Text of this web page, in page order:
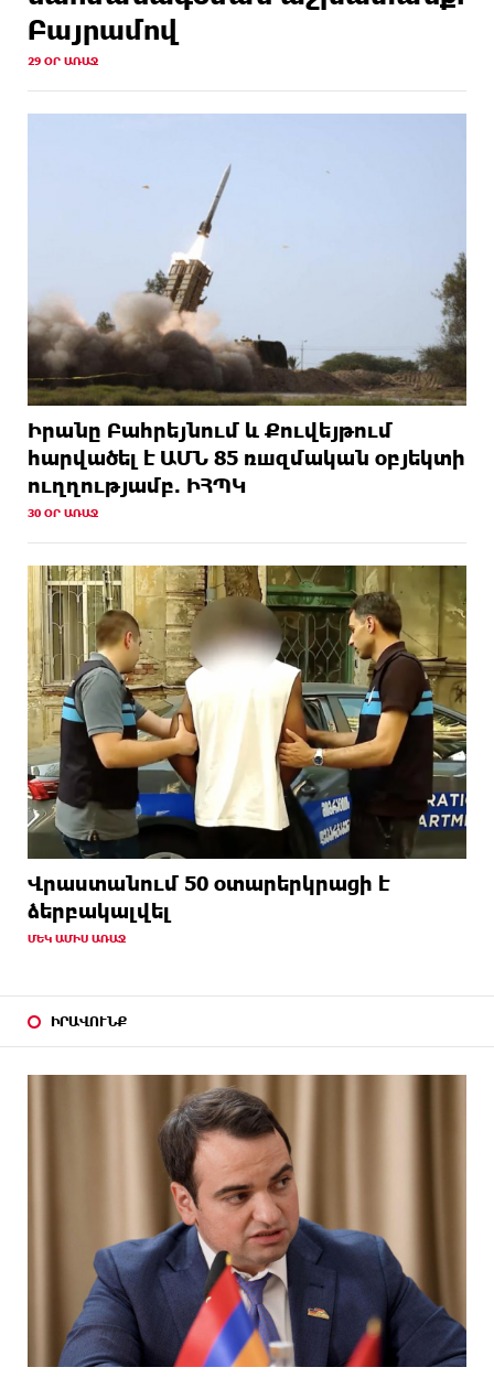
Բայրամով
29 ՕՐ ԱՌԱՋ
Իրանը Բահրեյնում և Քուվեյթում
hարվածել է ԱՄՆ 85 ռшզմական օբյեկտի
ուղղությամբ. ԻՀՊԿ
30 ՕՐ ԱՌԱՋ
Վրաստանում 50 օտարերկրացի է
ձերբակալվել
ՄԵԿ ԱՄԻՍ ԱՌԱՋ
ԻՐԱՎՈՒՆՔ